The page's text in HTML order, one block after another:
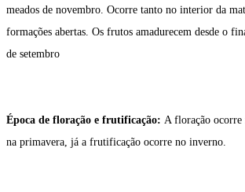
meados de novembro. Ocorre tanto no interior da
formações abertas. Os frutos amadurecem desde o
de setembro
Época de floração e frutificação: A floração
na primavera, já a frutificação ocorre no inverno.